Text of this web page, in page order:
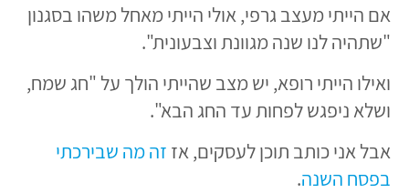
אם הייתי מעצב גרפי, אולי הייתי מאחל משהו בסגנון
"שתהיה לנו שנה מגוונת וצבעונית".
ואילו הייתי רופא, יש מצב שהייתי הולך על "חג שמח,
ושלא ניפגש לפחות עד החג הבא".
אבל אני כותב תוכן לעסקים, אז זה מה שבירכתי
בפסח השנה.